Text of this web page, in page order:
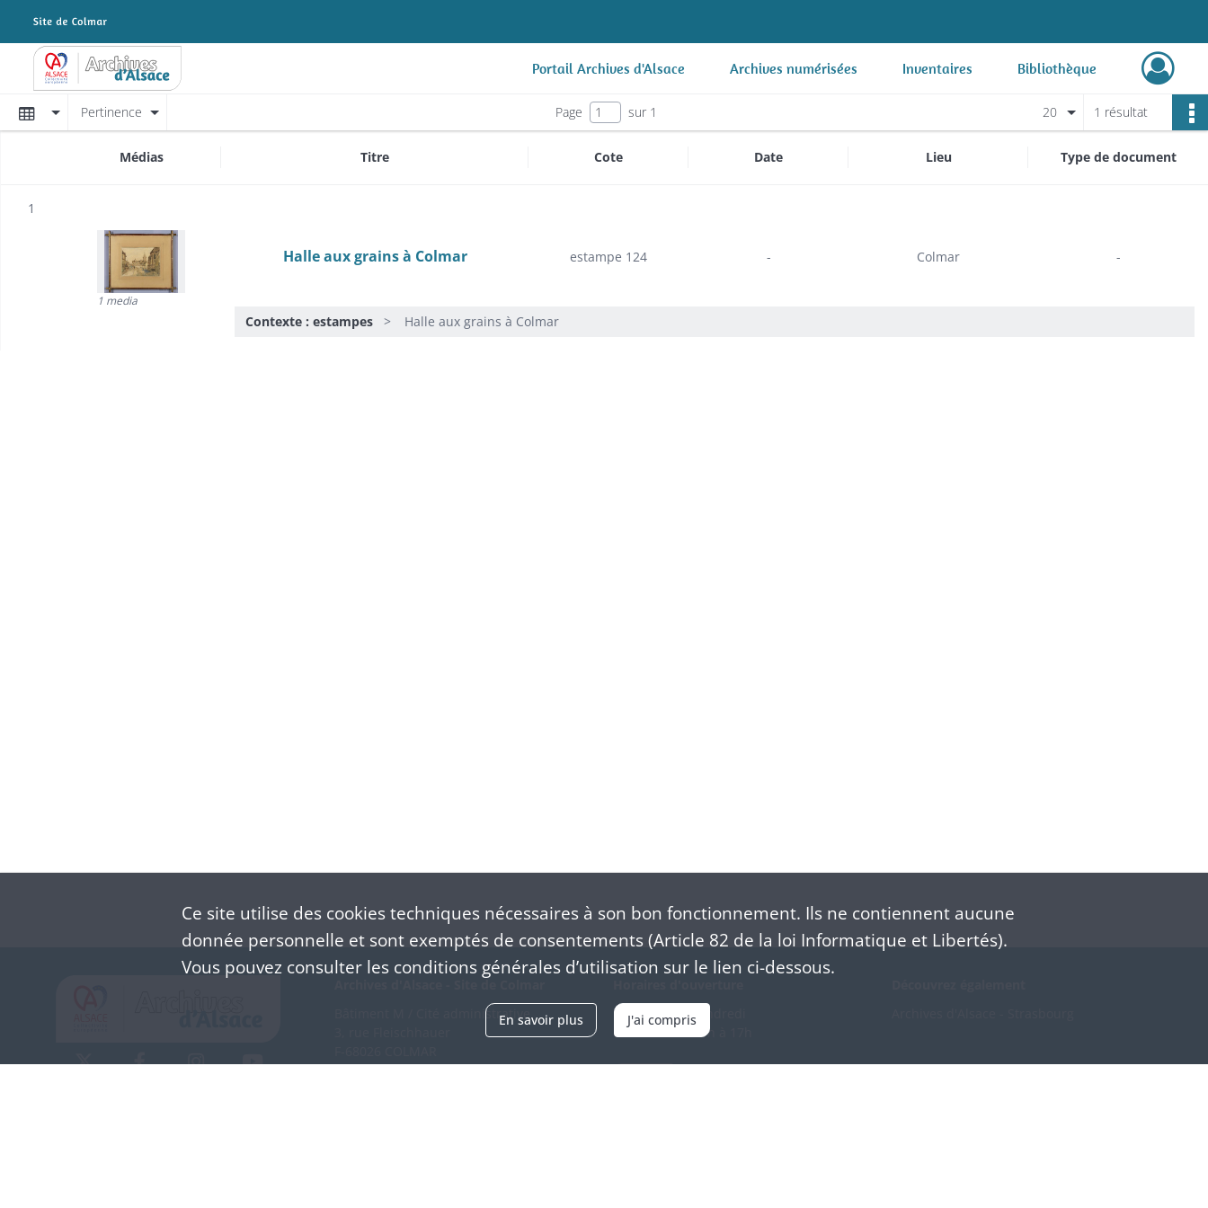
Archives Alsace - Colmar Portail Archives d'Alsace Archives numérisées Inventaires Bibliothèque
AffichagePertinence Page sur 1 1 résultat
20
Médias Titre Cote Date Lieu Type de document
Résultat n°
1
1 media
Halle aux grains à Colmar estampe 124 - Colmar -
Contexte : estampes Halle aux grains à Colmar
Bâtiment M / Cité administrative
(+33) 3 89 21 97 00
Du mardi au vendredi
en continu de 9h à 17h
Ce site utilise des cookiestechniques nécessaires à son bon fonctionnement. Ils ne contiennent aucune
donnée personnelle et sont exemptés de consentements (Article 82 de la loi Informatique et Libertés).
Vous pouvez consulter les conditions générales d’utilisation sur le lien ci-dessous.
En savoir plus J'ai compris